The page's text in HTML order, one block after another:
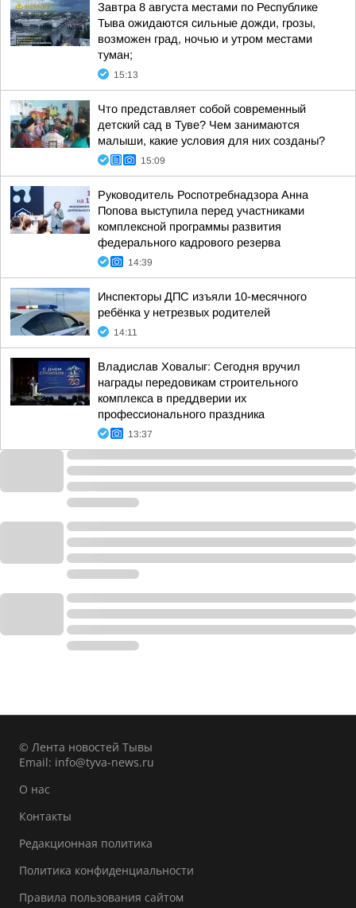
Завтра 8 августа местами по Республике
Тыва ожидаются сильные дожди, грозы,
возможен град, ночью и утром местами
туман;
15:13
Что представляет собой современный
детский сад в Туве? Чем занимаются
малыши, какие условия для них созданы?
15:09
Руководитель Роспотребнадзора Анна
Попова выступила перед участниками
комплексной программы развития
федерального кадрового резерва
14:39
Инспекторы ДПС изъяли 10-месячного
ребёнка у нетрезвых родителей
14:11
Владислав Ховалыг: Сегодня вручил
награды передовикам строительного
комплекса в преддверии их
профессионального праздника
13:37
© Лента новостей Тывы
Email: info@tyva-news.ru
О нас
Контакты
Редакционная политика
Политика конфиденциальности
Правила пользования сайтом